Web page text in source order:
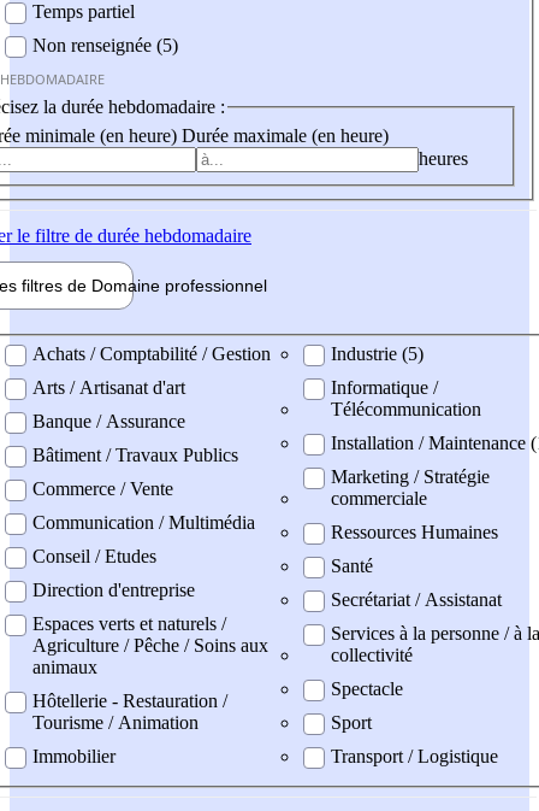
Temps partiel
Non renseignée (5)
la durée hebdomadaire :
minimale (en heure) Durée maximale (en heure)
heures
le filtre de durée hebdomadaire
filtres de Domaine professionnel
professionel
Achats / Comptabilité / Gestion
Arts / Artisanat d'art
Banque / Assurance
Bâtiment / Travaux Publics
Commerce / Vente
Communication / Multimédia
Conseil / Etudes
Direction d'entreprise
Espaces verts et naturels /
Agriculture / Pêche / Soins aux
animaux
Hôtellerie - Restauration /
Tourisme / Animation
Immobilier
Industrie (5)
Informatique /
Télécommunication
Installation / Maintenance
Marketing / Stratégie
commerciale
Ressources Humaines
Santé
Secrétariat / Assistanat
Services à la personne / à la
collectivité
Spectacle
Sport
Transport / Logistique